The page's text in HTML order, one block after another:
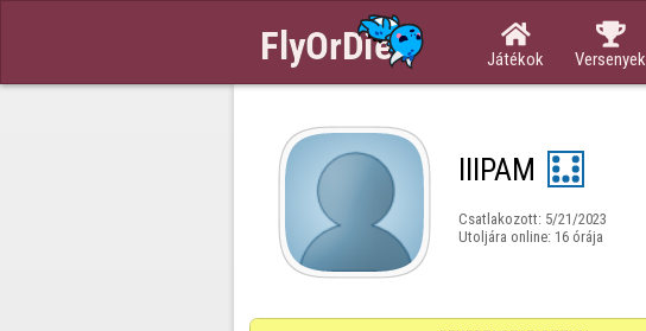

Játékok

Versenyek
IIIPAM
Csatlakozott: 5/21/2023
Utoljára online: 16 órája